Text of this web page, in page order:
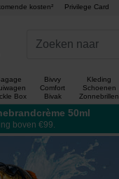
kosten² Privilege Card
Box
Bivvy
Comfort
Bivak
Kleding
Schoenen
Zonnebrillen
50ml
boven €99.